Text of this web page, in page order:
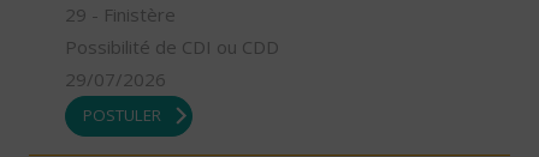
29 - Finistère
Possibilité de CDI ou CDD
29/07/2026
POSTULER